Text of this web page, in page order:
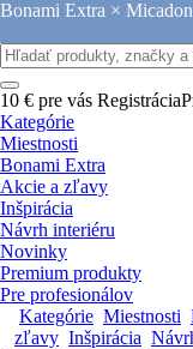
Bonami Extra ×
10 € pre vás Registrácia
Kategórie
Miestnosti
Bonami Extra
Akcie a zľavy
Inšpirácia
Návrh interiéru
Novinky
Premium produkty
Pre profesionálov
Kategórie Miestnosti
zľavy Inšpirácia